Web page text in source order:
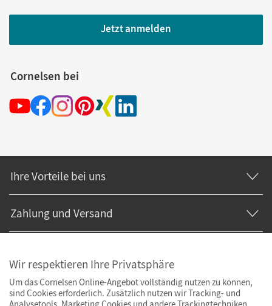
Jetzt anmelden
Cornelsen bei
Ihre Vorteile bei uns
Zahlung und Versand
Wir respektieren Ihre Privatsphäre
Um das Cornelsen Online-Angebot vollständig nutzen zu können,
sind Cookies erforderlich. Zusätzlich nutzen wir Tracking- und